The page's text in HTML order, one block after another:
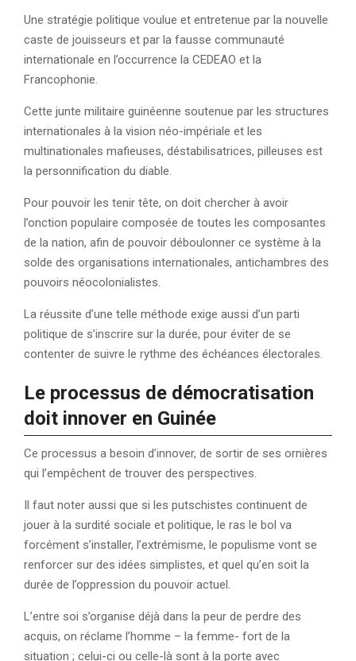
Une stratégie politique voulue et entretenue par la nouvelle
caste de jouisseurs et par la fausse communauté
internationale en l’occurrence la CEDEAO et la
Francophonie.
Cette junte militaire guinéenne soutenue par les structures
internationales à la vision néo-impériale et les
multinationales mafieuses, déstabilisatrices, pilleuses est
la personnification du diable.
Pour pouvoir les tenir tête, on doit chercher à avoir
l’onction populaire composée de toutes les composantes
de la nation, afin de pouvoir déboulonner ce système à la
solde des organisations internationales, antichambres des
pouvoirs néocolonialistes.
La réussite d’une telle méthode exige aussi d’un parti
politique de s’inscrire sur la durée, pour éviter de se
contenter de suivre le rythme des échéances électorales.
Le processus de démocratisation
doit innover en Guinée
Ce processus a besoin d’innover, de sortir de ses ornières
qui l’empêchent de trouver des perspectives.
Il faut noter aussi que si les putschistes continuent de
jouer à la surdité sociale et politique, le ras le bol va
forcément s’installer, l’extrémisme, le populisme vont se
renforcer sur des idées simplistes, et quel qu’en soit la
durée de l’oppression du pouvoir actuel.
L’entre soi s’organise déjà dans la peur de perdre des
acquis, on réclame l’homme – la femme- fort de la
situation ; celui-ci ou celle-là sont à la porte avec